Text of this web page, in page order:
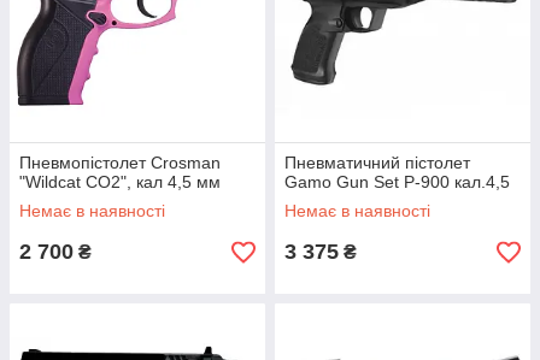
Пневмопістолет Crosman
"Wildcat CO2", кал 4,5 мм
Немає в наявності
2 700 ₴
Пневматичний пістолет
Gamo Gun Set P-900 кал.4,5
Немає в наявності
3 375 ₴